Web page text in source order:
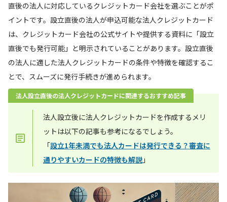
直後の法人に対応しているクレジットカード会社を選ぶことがポ
イントです。設立直後の法人が申込可能な法人クレジットカード
は、クレジットカード会社の公式サイトや提供する資料に「設立
直後でも発行可能」と明示されていることがあります。設立直後
の法人に適した法人クレジットカードの条件や特徴を確認するこ
とで、スムーズに発行手続きが進められます。
法人設立直後の法人クレジットカードに関連するおすすめ記事
法人設立後に法人クレジットカードを作成するメリ
ットは以下の記事も参考になるでしょう。
「設立1年未満でも法人カードは発行できる？審査に
通りやすいカードの特徴も解説 」